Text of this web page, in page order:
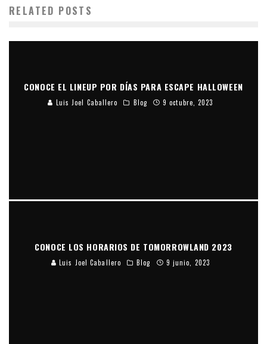
RELATED POSTS
CONOCE EL LINEUP POR DÍAS PARA ESCAPE HALLOWEEN
Luis Joel Caballero Blog 9 octubre, 2023
CONOCE LOS HORARIOS DE TOMORROWLAND 2023
Luis Joel Caballero Blog 9 junio, 2023